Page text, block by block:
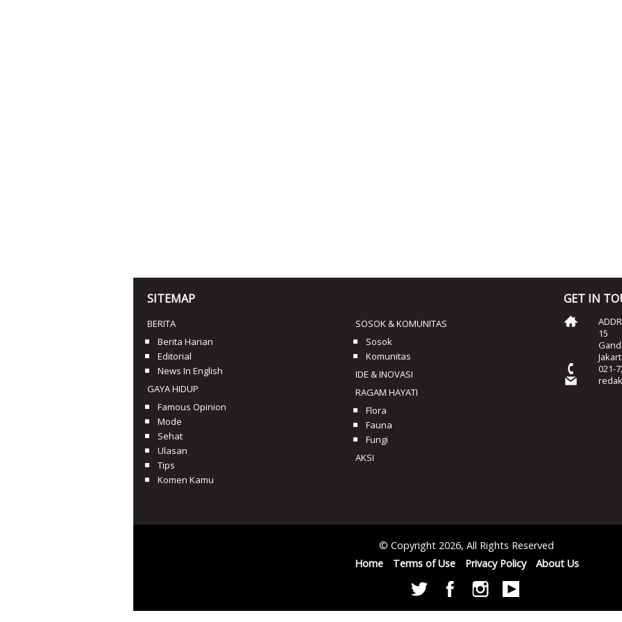
SITEMAP
BERITA
Berita Harian
Editorial
News In English
GAYA HIDUP
Famous Opinion
Mode
Sehat
Ulasan
Tips
Komen Kamu
SOSOK & KOMUNITAS
Sosok
Komunitas
IDE & INOVASI
RAGAM HAYATI
Flora
Fauna
Fungi
AKSI
GET IN
15
021-
© Copyright 2026, All Rights Reserved
Home
Terms of Use Privacy Policy About Us